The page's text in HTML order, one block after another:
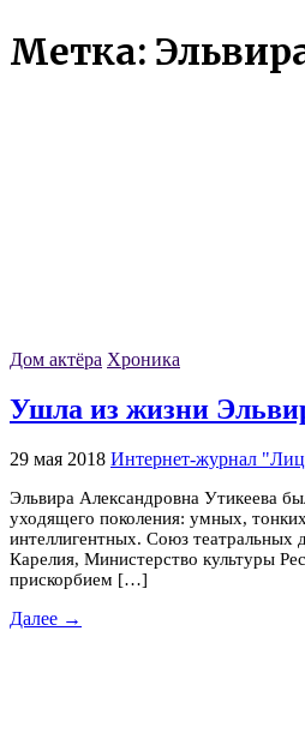
Метка:
Дом актёра Хроника
Ушла из жизни
29 мая 2018 Интернет-журнал
Эльвира Александровна Утикеева
уходящего поколения: умных,
интеллигентных. Союз театральных
Карелия, Министерство культуры
прискорбием […]
Далее →